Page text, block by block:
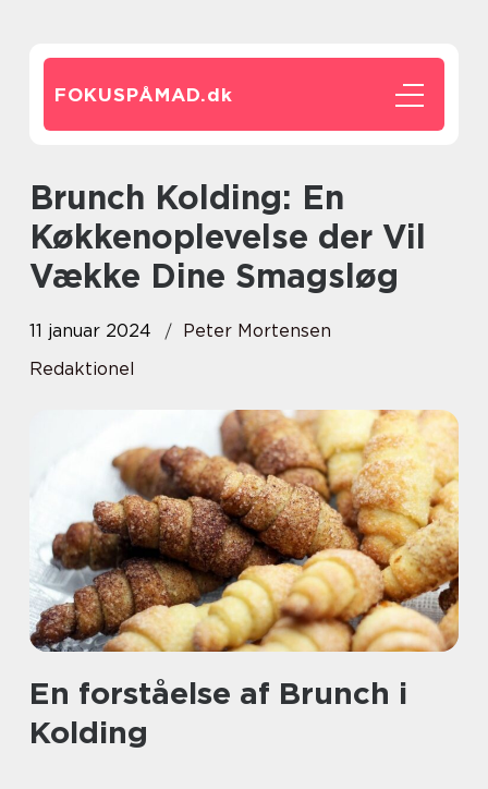
FOKUSPÅMAD.dk
Brunch Kolding: En
Køkkenoplevelse der Vil
Vække Dine Smagsløg
11 januar 2024
Peter Mortensen
Redaktionel
En forståelse af Brunch i
Kolding